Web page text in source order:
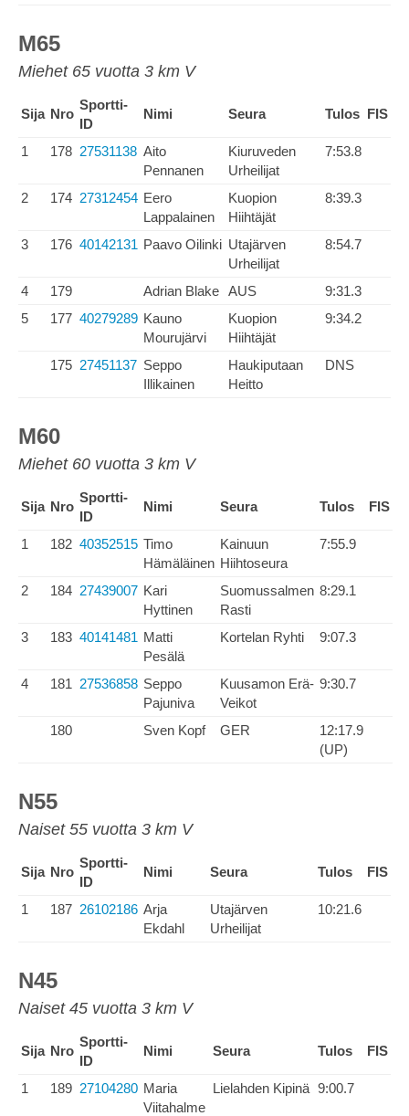
M65
Miehet 65 vuotta 3 km V
Sija Nro
Sportti-
ID
Nimi Seura Tulos FIS
1 178 27531138 Aito
Pennanen
Kiuruveden
Urheilijat
7:53.8
2 174 27312454 Eero
Lappalainen
Kuopion
Hiihtäjät
8:39.3
3 176 40142131 Paavo Oilinki Utajärven
Urheilijat
8:54.7
4 179 Adrian Blake AUS
9:31.3
5
177 40279289 Kauno
Mourujärvi
Kuopion
Hiihtäjät
9:34.2
175 27451137 Seppo
Illikainen
Haukiputaan
Heitto
DNS
M60
Miehet 60 vuotta 3 km V
Sija Nro
Sportti-
ID
Nimi Seura Tulos FIS
1 182 40352515 Timo
Hämäläinen
Kainuun
Hiihtoseura
7:55.9
2 184 27439007 Kari
Hyttinen
Suomussalmen
Rasti
8:29.1
3 183 40141481 Matti
Pesälä
Kortelan Ryhti 9:07.3
4 181 27536858 Seppo
Pajuniva
Kuusamon Erä-
Veikot
9:30.7
180 Sven Kopf GER
12:17.9
(UP)
N55
Naiset 55 vuotta 3 km V
Sija Nro
Sportti-
ID
Nimi Seura Tulos FIS
1 187 26102186 Arja
Ekdahl
Utajärven
Urheilijat
10:21.6
N45
Naiset 45 vuotta 3 km V
Sija Nro
Sportti-
ID
Nimi Seura Tulos FIS
1 189 27104280 Maria
Viitahalme
Lielahden Kipinä 9:00.7